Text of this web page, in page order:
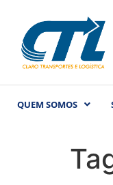
QUEM SOMOS